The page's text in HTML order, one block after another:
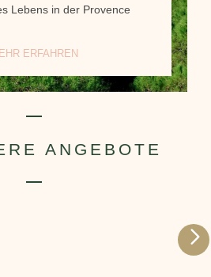
Lebens in der Provence
ERFAHREN
ANGEBOTE